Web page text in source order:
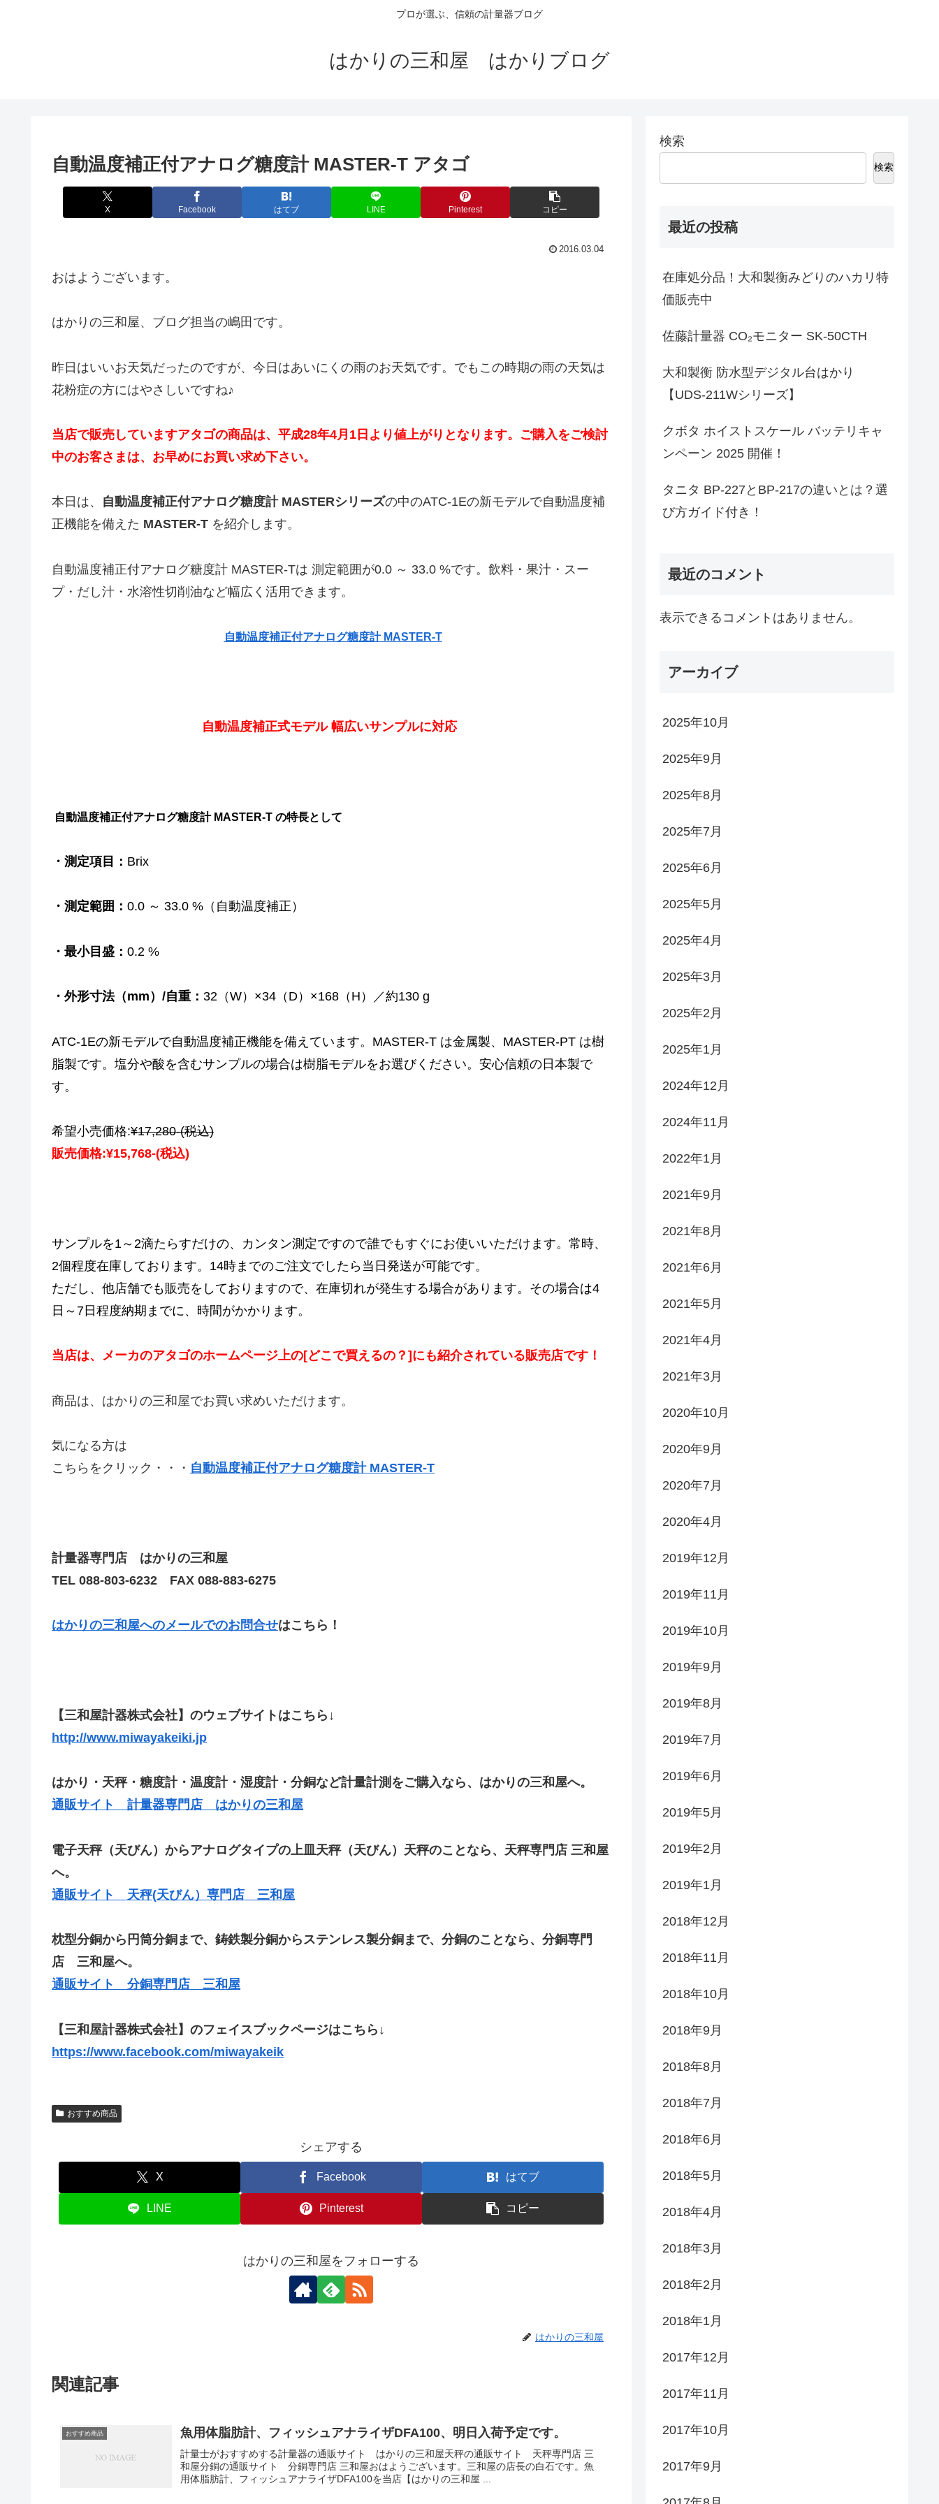
プロが選ぶ、信頼の計量器ブログ
はかりの三和屋 はかりブログ
自動温度補正付アナログ糖度計 MASTER-T アタゴ
X Facebook はてブ LINE Pinterest コピー
2016.03.04
おはようございます。
はかりの三和屋、ブログ担当の嶋田です。
昨日はいいお天気だったのですが、今日はあいにくの雨のお天気です。でもこの時期の雨の天気は
花粉症の方にはやさしいですね♪
当店で販売していますアタゴの商品は、平成28年4月1日より値上がりとなります。ご購入をご検討
中のお客さまは、お早めにお買い求め下さい。
本日は、 自動温度補正付アナログ糖度計 MASTERシリーズの中のATC-1Eの新モデルで自動温度補
正機能を備えた MASTER-T を紹介します。
自動温度補正付アナログ糖度計 MASTER-Tは 測定範囲が0.0 ～ 33.0 %です。飲料・果汁・スー
プ・だし汁・水溶性切削油など幅広く活用できます。
自動温度補正付アナログ糖度計 MASTER-T
自動温度補正式モデル 幅広いサンプルに対応
自動温度補正付アナログ糖度計 MASTER-T の特長として
・測定項目： Brix
・測定範囲： 0.0 ～ 33.0 %（自動温度補正）
・最小目盛： 0.2 %
・外形寸法（mm）/自重： 32（W）×34（D）×168（H）／約130 g
ATC-1Eの新モデルで自動温度補正機能を備えています。MASTER-T は金属製、MASTER-PT は樹
脂製です。塩分や酸を含むサンプルの場合は樹脂モデルをお選びください。安心信頼の日本製で
す。
希望小売価格:¥17,280-(税込)
販売価格:¥15,768-(税込)
サンプルを1～2滴たらすだけの、カンタン測定ですので誰でもすぐにお使いいただけます。常時、
2個程度在庫しております。14時までのご注文でしたら当日発送が可能です。
ただし、他店舗でも販売をしておりますので、在庫切れが発生する場合があります。その場合は4
日～7日程度納期までに、時間がかかります。
当店は、メーカのアタゴのホームページ上の[どこで買えるの？]にも紹介されている販売店です！
商品は、はかりの三和屋でお買い求めいただけます。
気になる方は
こちらをクリック・・・ 自動温度補正付アナログ糖度計 MASTER-T
計量器専門店 はかりの三和屋
TEL 088-803-6232 FAX 088-883-6275
はかりの三和屋へのメールでのお問合せはこちら！
【三和屋計器株式会社】のウェブサイトはこちら↓
http://www.miwayakeiki.jp
はかり・天秤・糖度計・温度計・湿度計・分銅など計量計測をご購入なら、はかりの三和屋へ。
通販サイト 計量器専門店 はかりの三和屋
電子天秤（天びん）からアナログタイプの上皿天秤（天びん）天秤のことなら、天秤専門店 三和屋
へ。
通販サイト 天秤(天びん）専門店 三和屋
枕型分銅から円筒分銅まで、鋳鉄製分銅からステンレス製分銅まで、分銅のことなら、分銅専門
店 三和屋へ。
通販サイト 分銅専門店 三和屋
【三和屋計器株式会社】のフェイスブックページはこちら↓
https://www.facebook.com/miwayakeik
おすすめ商品
シェアする
X Facebook はてブ
LINE Pinterest コピー
はかりの三和屋をフォローする
はかりの三和屋
関連記事
おすすめ商品 魚用体脂肪計、フィッシュアナライザDFA100、明日入荷予定です。
計量士がおすすめする計量器の通販サイト はかりの三和屋天秤の通販サイト 天秤専門店 三
和屋分銅の通販サイト 分銅専門店 三和屋おはようございます。三和屋の店長の白石です。魚
用体脂肪計、フィッシュアナライザDFA100を当店【はかりの三和屋 ...
検索
検索
最近の投稿
在庫処分品！大和製衡みどりのハカリ特
価販売中
佐藤計量器 CO₂モニター SK-50CTH
大和製衡 防水型デジタル台はかり
【UDS-211Wシリーズ】
クボタ ホイストスケール バッテリキャ
ンペーン 2025 開催！
タニタ BP-227とBP-217の違いとは？選
び方ガイド付き！
最近のコメント
表示できるコメントはありません。
アーカイブ
2025年10月
2025年9月
2025年8月
2025年7月
2025年6月
2025年5月
2025年4月
2025年3月
2025年2月
2025年1月
2024年12月
2024年11月
2022年1月
2021年9月
2021年8月
2021年6月
2021年5月
2021年4月
2021年3月
2020年10月
2020年9月
2020年7月
2020年4月
2019年12月
2019年11月
2019年10月
2019年9月
2019年8月
2019年7月
2019年6月
2019年5月
2019年2月
2019年1月
2018年12月
2018年11月
2018年10月
2018年9月
2018年8月
2018年7月
2018年6月
2018年5月
2018年4月
2018年3月
2018年2月
2018年1月
2017年12月
2017年11月
2017年10月
2017年9月